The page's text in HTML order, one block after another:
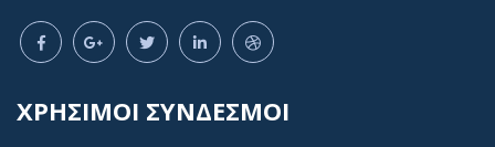
ΧΡΗΣΙΜΟΙ ΣΥΝΔΕΣΜΟΙ